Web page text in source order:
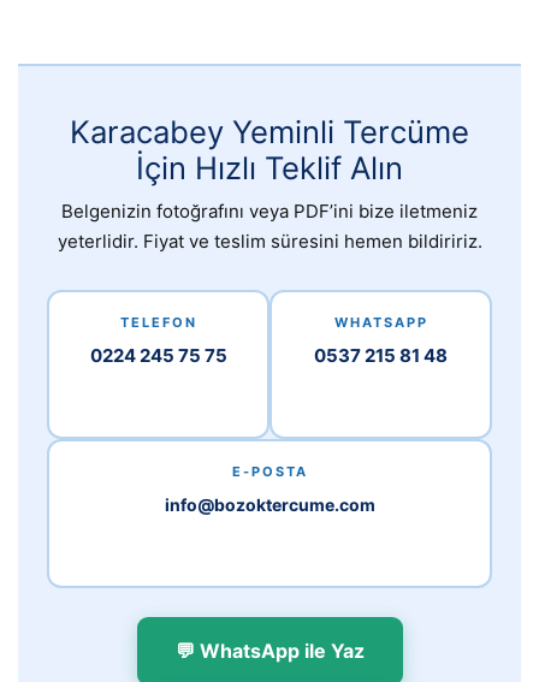
Karacabey Yeminli Tercüme
İçin Hızlı Teklif Alın
Belgenizin fotoğrafını veya PDF’ini bize iletmeniz
yeterlidir. Fiyat ve teslim süresini hemen bildiririz.
TELEFON
0224 245 75 75
WHATSAPP
0537 215 81 48
E-POSTA
info@bozoktercume.com
💬 WhatsApp ile Yaz